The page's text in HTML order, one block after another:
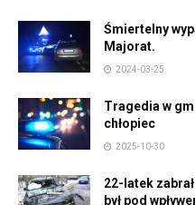
Śmiertelny
Majorat.
2024-03-25
Tragedia w
chłopiec
2025-10-30
22-latek
był pod